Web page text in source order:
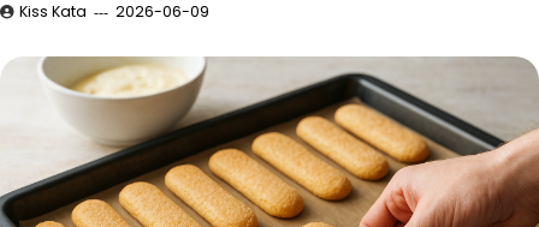
Kiss Kata 2026-06-09